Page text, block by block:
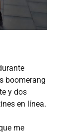
boomerang
y dos
en línea.
me